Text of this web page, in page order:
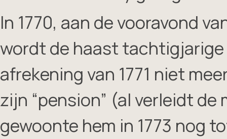
In 1770, aan de vooravond
wordt de haast
afrekening van 1771 niet
zijn “pension” (al verleidt
gewoonte hem in 1773 nog